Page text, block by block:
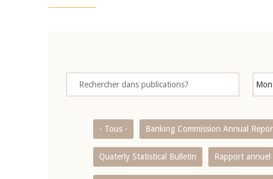
- Tous - Banking Commission Annual
Quaterly Statistical Bulletin Rapport annuel